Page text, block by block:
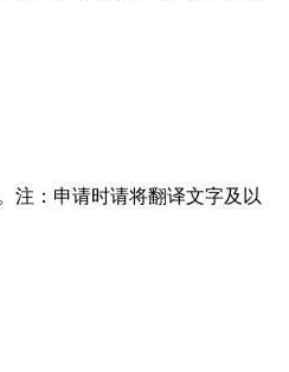
注：申请时请将翻译文字及以